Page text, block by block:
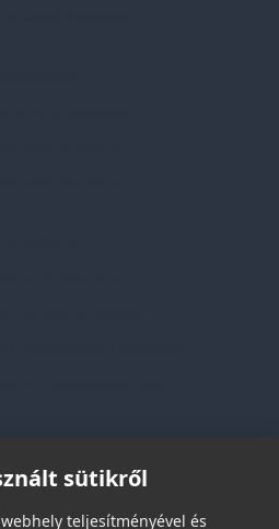
sütikről
teljesítményével és